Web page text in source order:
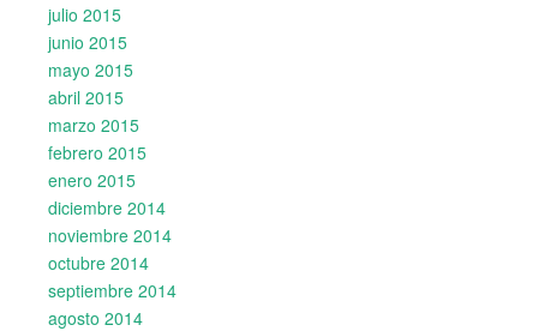
julio 2015
junio 2015
mayo 2015
abril 2015
marzo 2015
febrero 2015
enero 2015
diciembre 2014
noviembre 2014
octubre 2014
septiembre 2014
agosto 2014